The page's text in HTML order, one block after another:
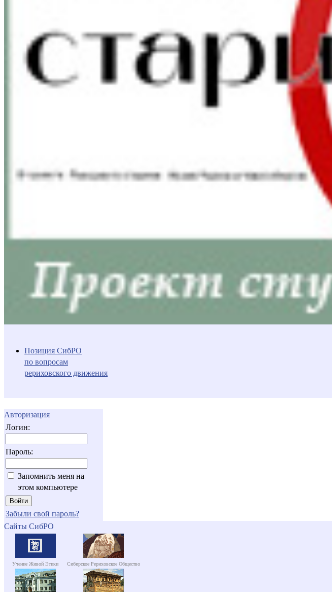
Позиция СибРО
по вопросам
рериховского движения
Авторизация
Логин:
Пароль:
Запомнить меня на
этом компьютере
Забыли свой пароль?
Сайты СибРО
Учение Живой Этики Сибирское Рериховское Общество